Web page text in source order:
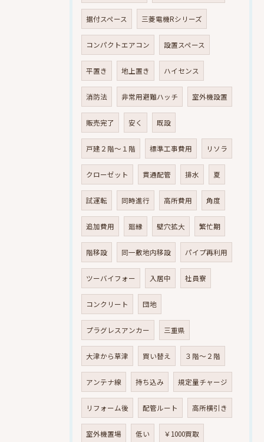
据付スペース 三菱電機Rシリーズ
コンパクトエアコン 設置スペース
平置き 地上置き ハイセンス
消防法 非常用避難ハッチ 室外機設置
販売完了 安く 既設
戸建２階～１階 標準工事費用 リソラ
クローゼット 貫通配管 排水 夏
試運転 同時進行 高所費用 角度
追加費用 廻縁 壁穴拡大 繁忙期
階移設 同一敷地内移設 パイプ再利用
ツーバイフォー 入居中 社員寮
コンクリート 団地
プラグレスアンカー 三重県
大津から草津 買い替え ３階～２階
アンテナ線 持ち込み 規定量チャージ
リフォーム後 配管ルート 高所横引き
室外機置場 低い ￥1000買取